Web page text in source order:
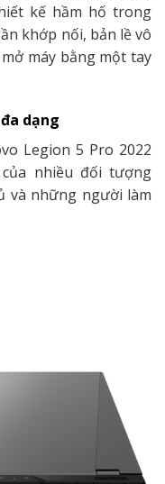
kế hầm hố trong
khớp nối, bản lề vô
máy bằng một tay
dạng
Legion 5 Pro 2022
nhiều đối tượng
và những người làm